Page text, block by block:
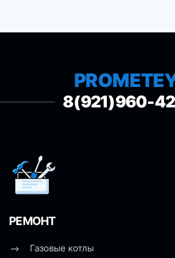
8(921)960-
РЕМОНТ
Газовые котлы